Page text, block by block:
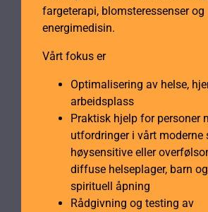
fargeterapi, blomsteressenser og
energimedisin.
Vårt fokus er
Optimalisering av helse,
arbeidsplass
Praktisk hjelp for personer
utfordringer i vårt moderne
høysensitive eller
diffuse helseplager, barn
spirituell åpning
Rådgivning og testing av